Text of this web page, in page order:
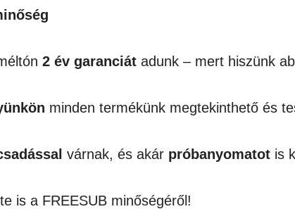
2 év garanciát adunk – mert hiszünk
minden termékünk megtekinthető és
várnak, és akár próbanyomatot is
is a FREESUB minőségéről!